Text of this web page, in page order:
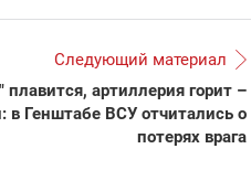
Следующий материал
плавится, артиллерия горит –
в Генштабе ВСУ отчитались о
потерях врага